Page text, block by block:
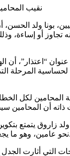
نقيب
بونا ولد
تجاوز أو
“اعتذار”، أن
المرحلة
المحامين لكل
يتمتع
نحو عامين، وهو ما يجعله، بحسب البيان، مدركاً لحساسية القضايا المرتبطة بالوحدة الوطنية.
التي أثارت